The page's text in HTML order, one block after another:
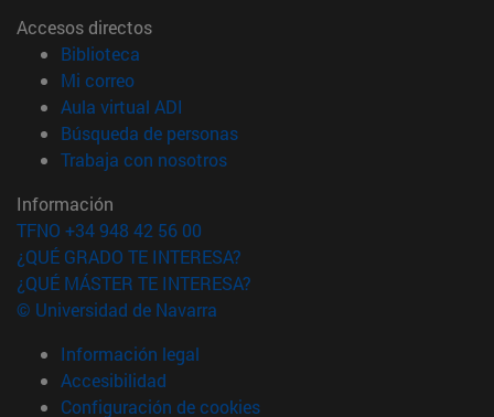
Accesos directos
Biblioteca
Mi correo(abre en nueva ventana)
Aula virtual ADI
Búsqueda de personas(abre en nueva ventana)
Trabaja con nosotros(abre en nueva ventana)
Información
TFNO +34 948 42 56 00
¿QUÉ GRADO TE INTERESA?
¿QUÉ MÁSTER TE INTERESA?
© Universidad de Navarra
Información legal
Accesibilidad
Configuración de cookies